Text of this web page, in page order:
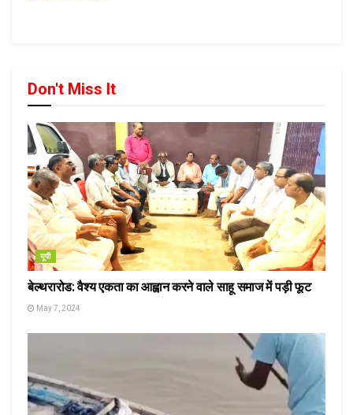
Don't Miss It
यूपी
बेल्थरारोड: वैश्य एकता का आह्वान करने वाले साहू समाज में पड़ी फूट
May 7, 2024